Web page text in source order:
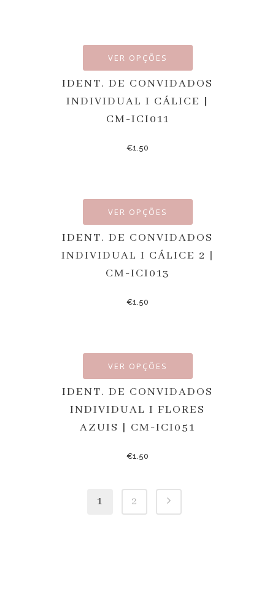
VER OPÇÕES
IDENT. DE CONVIDADOS
INDIVIDUAL I CÁLICE |
CM-ICI011
€1.50
VER OPÇÕES
IDENT. DE CONVIDADOS
INDIVIDUAL I CÁLICE 2 |
CM-ICI013
€1.50
VER OPÇÕES
IDENT. DE CONVIDADOS
INDIVIDUAL I FLORES
AZUIS | CM-ICI051
€1.50
1 2